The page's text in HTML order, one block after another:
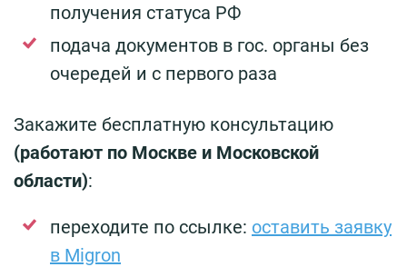
получения статуса РФ
подача документов в гос. органы без
очередей и с первого раза
Закажите бесплатную консультацию
(работают по Москве и Московской
области):
переходите по ссылке: оставить заявку
в Migron